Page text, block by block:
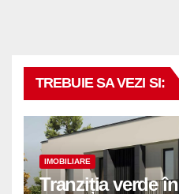
TREBUIE SA VEZI SI:
IMOBILIARE
Tranziția verde